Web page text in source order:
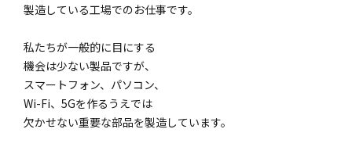
製造している工場でのお仕事です。
私たちが一般的に目にする
機会は少ない製品ですが、
スマートフォン、パソコン、
Wi-Fi、5Gを作るうえでは
欠かせない重要な部品を製造しています。